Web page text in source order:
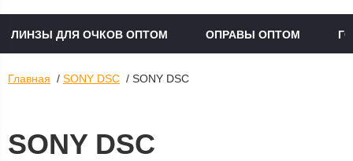
ЛИНЗЫ ДЛЯ ОЧКОВ ОПТОМ ОПРАВЫ ОПТОМ
Главная / SONY DSC / SONY DSC
SONY DSC